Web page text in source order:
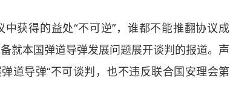
得的益处“不可逆”，谁都不能推翻协议成
就本国弹道导弹发展问题展开谈判的报道。声
道导弹“不可谈判，也不违反联合国安理会第